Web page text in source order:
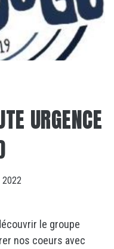
URGENCE
2022
le groupe
nos coeurs avec